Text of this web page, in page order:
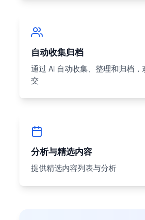
自动收集归档
通过 AI 自动收集、整理和归档，
交
分析与精选内容
提供精选内容列表与分析